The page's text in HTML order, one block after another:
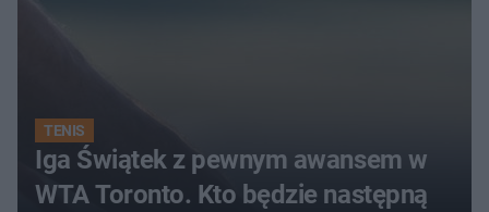
TENIS
Iga Świątek z pewnym awansem w
WTA Toronto. Kto będzie następną